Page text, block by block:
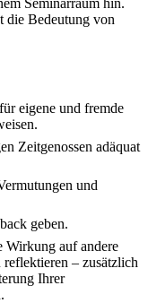
eigene und fremde
Zeitgenossen adäquat
und
geben.
Wirkung auf andere
reflektieren – zusätzlich
Ihrer